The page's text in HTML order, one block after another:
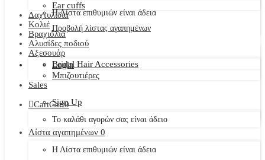
Η Λίστα επιθυμιών είναι άδεια
Προβολή λίστας αγαπημένων
Login
Sign Up
Ear cuffs
Δαχτυλίδια
Κολιέ
Βραχιόλια
Αλυσίδες ποδιού
Αξεσουάρ
Bridal Hair Accessories
Μπιζουτιέρες
Sales
CartCart0
Το καλάθι αγορών σας είναι άδειο
Λίστα αγαπημένων 0
Η Λίστα επιθυμιών είναι άδεια